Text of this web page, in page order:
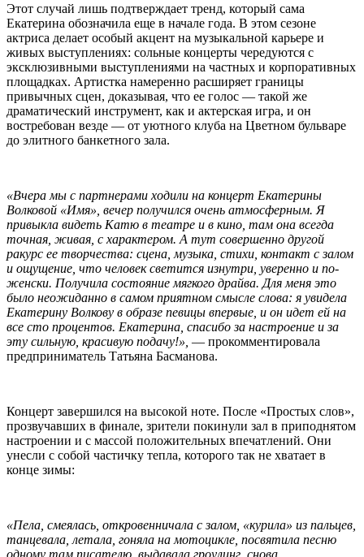
Этот случай лишь подтверждает тренд, который сама
Екатерина обозначила еще в начале года. В этом сезоне
актриса делает особый акцент на музыкальной карьере и
живых выступлениях: сольные концерты чередуются с
эксклюзивными выступлениями на частных и корпоративных
площадках. Артистка намеренно расширяет границы
привычных сцен, доказывая, что ее голос — такой же
драматический инструмент, как и актерская игра, и он
востребован везде — от уютного клуба на Цветном бульваре
до элитного банкетного зала.
«Вчера мы с партнерами ходили на концерт Екатерины
Волковой «Имя», вечер получился очень атмосферным. Я
привыкла видеть Катю в театре и в кино, там она всегда
точная, живая, с характером. А тут совершенно другой
ракурс ее творчества: сцена, музыка, стихи, контакт с залом
и ощущение, что человек светится изнутри, уверенно и по-
женски. Получила состояние мягкого драйва. Для меня это
было неожиданно в самом приятном смысле слова: я увидела
Екатерину Волкову в образе певицы впервые, и он идет ей на
все сто процентов. Екатерина, спасибо за настроение и за
эту сильную, красивую подачу!», — прокомментировала
предприниматель Татьяна Басманова.
Концерт завершился на высокой ноте. После «Простых слов»,
прозвучавших в финале, зрители покинули зал в приподнятом
настроении и с массой положительных впечатлений. Они
унесли с собой частичку тепла, которого так не хватает в
конце зимы:
«Пела, смеялась, откровенничала с залом, «курила» из пальцев,
танцевала, летала, гоняла на мотоцикле, посвятила песню
одному там писателю, выдавала гроулинг, снова